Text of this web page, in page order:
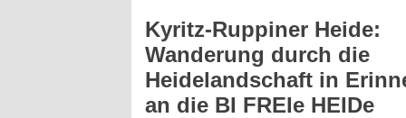
Kyritz-Ruppiner Heide:
Wanderung durch die
Heidelandschaft in
an die BI FREIe HEIDe